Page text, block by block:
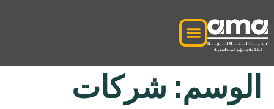
الوسم: شركات